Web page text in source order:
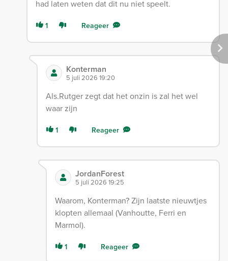
had laten weten dat dit nu niet speelt.
1 Reageer
Konterman
5 juli 2026 19:20
Als.Rutger zegt dat het onzin is zal het wel
waar zijn
1 Reageer
JordanForest
5 juli 2026 19:25
Waarom, Konterman? Zijn laatste nieuwtjes
klopten allemaal (Vanhoutte, Ferri en
Marmol).
1 Reageer